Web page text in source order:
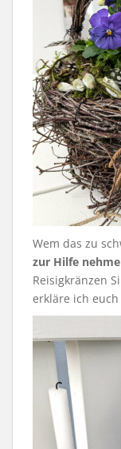
Wem das zu
zur Hilfe
Reisigkränzen
erkläre ich euch